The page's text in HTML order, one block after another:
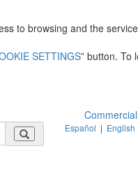
to browsing and the
SETTINGS” button. To
Español | English